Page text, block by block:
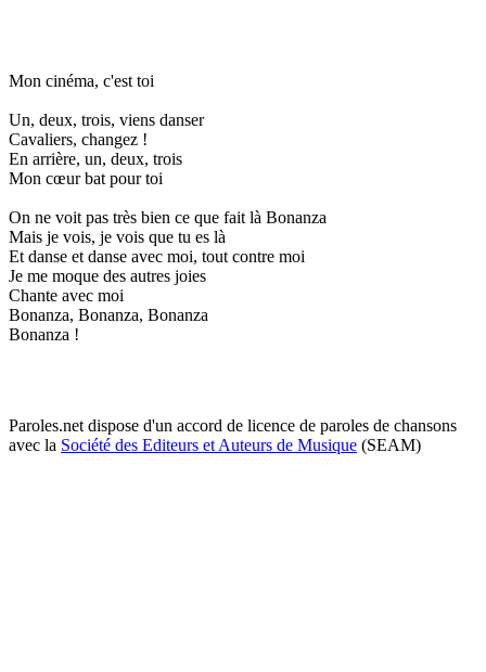
Mon cinéma, c'est toi
Un, deux, trois, viens danser
Cavaliers, changez !
En arrière, un, deux, trois
Mon cœur bat pour toi
On ne voit pas très bien ce que fait là Bonanza
Mais je vois, je vois que tu es là
Et danse et danse avec moi, tout contre moi
Je me moque des autres joies
Chante avec moi
Bonanza, Bonanza, Bonanza
Bonanza !
Paroles.net dispose d'un accord de licence de paroles de chansons
avec la Société des Editeurs et Auteurs de Musique (SEAM)